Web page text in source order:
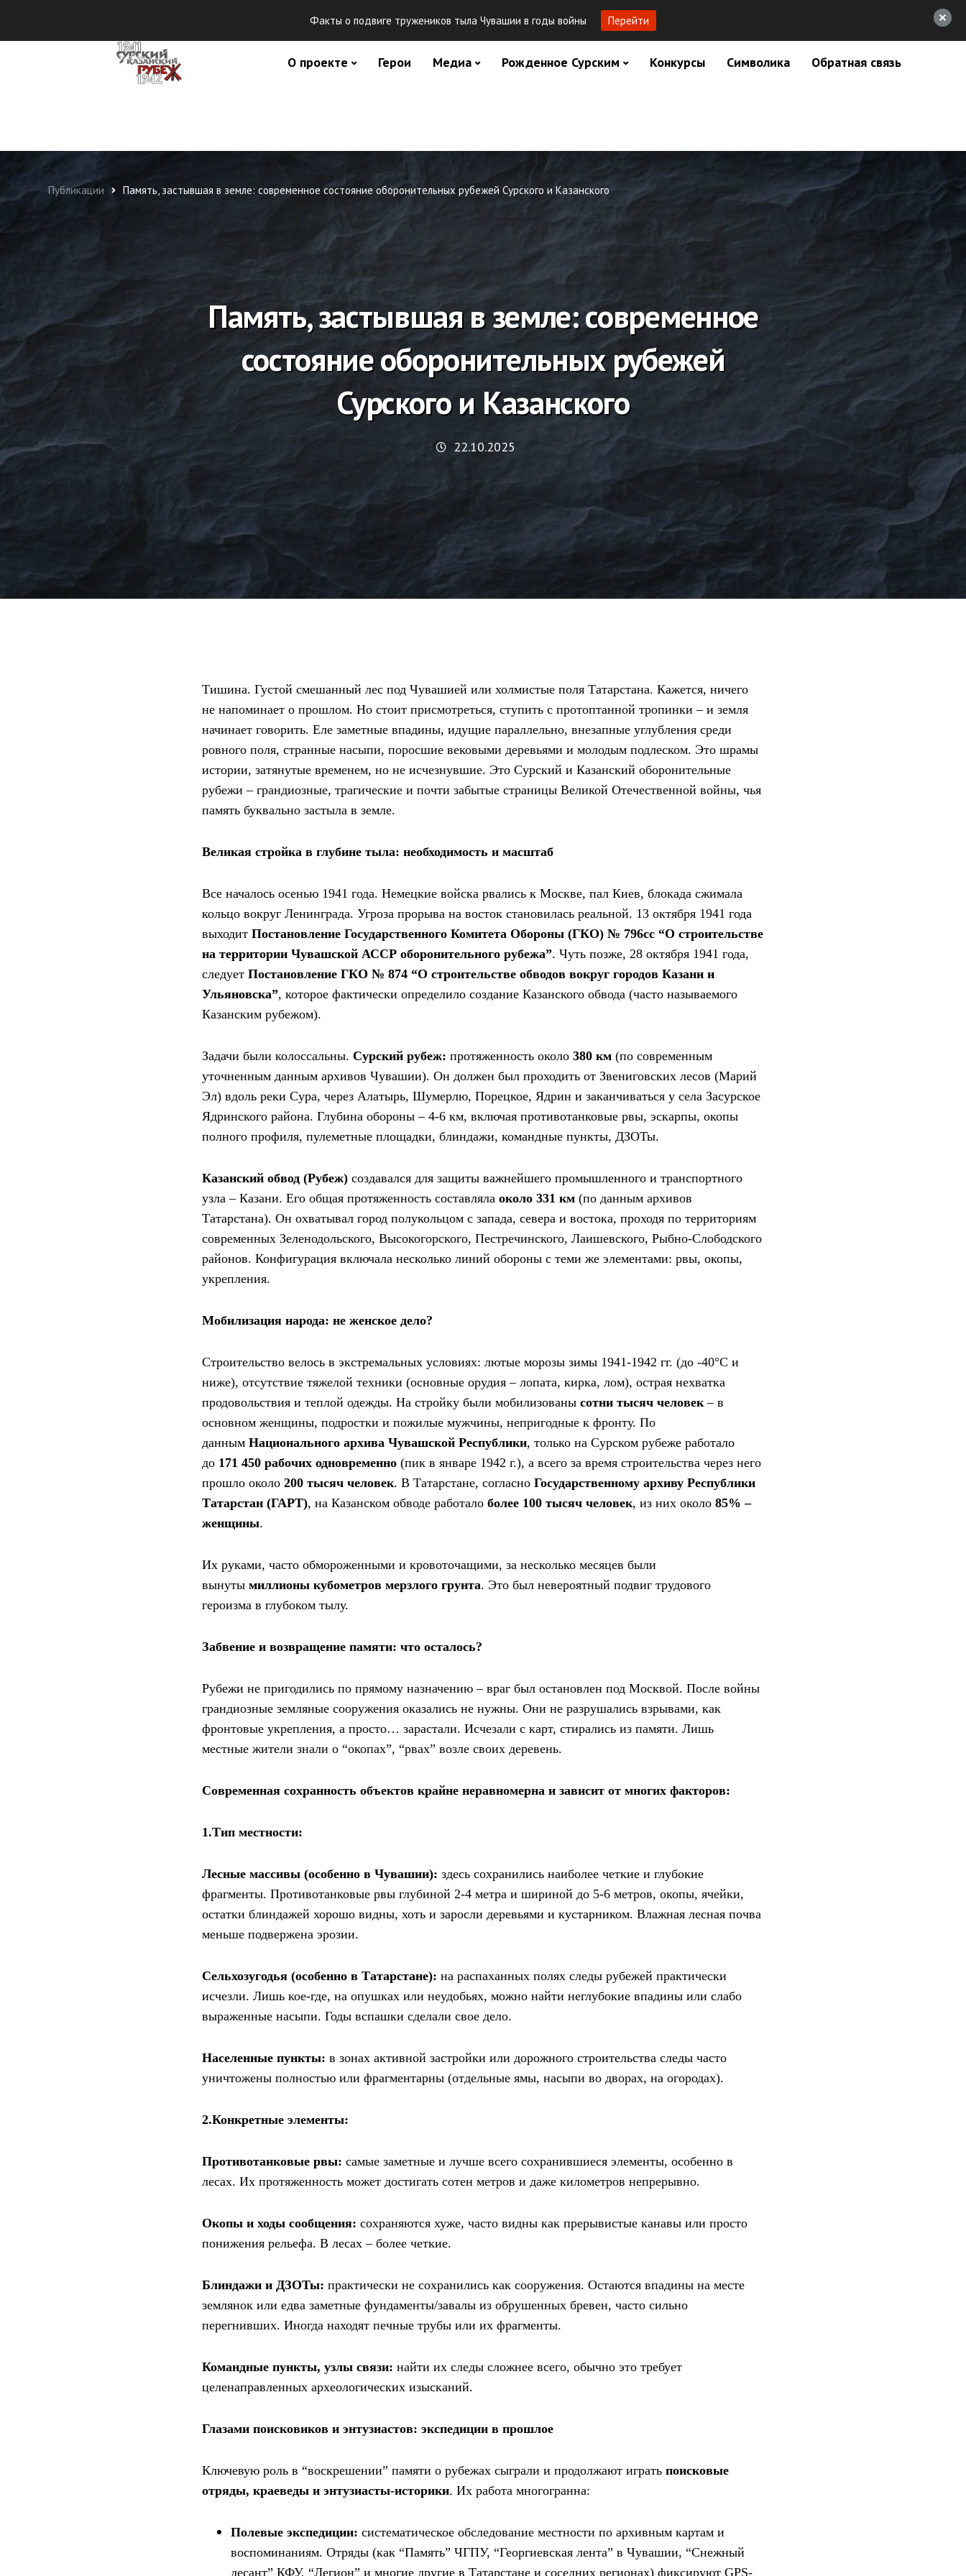
О проекте Герои Медиа Рожденное Сурским Конкурсы Символика Обратная связь
Публикации Память, застывшая в земле: современное состояние оборонительных рубежей Сурского и Казанского
Память, застывшая в земле: современное
состояние оборонительных рубежей
Сурского и Казанского
22.10.2025
Тишина. Густой смешанный лес под Чувашией или холмистые поля Татарстана. Кажется, ничего
не напоминает о прошлом. Но стоит присмотреться, ступить с протоптанной тропинки – и земля
начинает говорить. Еле заметные впадины, идущие параллельно, внезапные углубления среди
ровного поля, странные насыпи, поросшие вековыми деревьями и молодым подлеском. Это шрамы
истории, затянутые временем, но не исчезнувшие. Это Сурский и Казанский оборонительные
рубежи – грандиозные, трагические и почти забытые страницы Великой Отечественной войны, чья
память буквально застыла в земле.
Великая стройка в глубине тыла: необходимость и масштаб
Все началось осенью 1941 года. Немецкие войска рвались к Москве, пал Киев, блокада сжимала
кольцо вокруг Ленинграда. Угроза прорыва на восток становилась реальной. 13 октября 1941 года
выходитПостановление Государственного Комитета Обороны (ГКО) № 796сс “О строительстве
на территории Чувашской АССР оборонительного рубежа”. Чуть позже, 28 октября 1941 года,
следуетПостановление ГКО № 874 “О строительстве обводов вокруг городов Казани и
Ульяновска”, которое фактически определило создание Казанского обвода (часто называемого
Казанским рубежом).
Задачи были колоссальны.Сурский рубеж: протяженность около380 км (по современным
уточненным данным архивов Чувашии). Он должен был проходить от Звениговских лесов (Марий
Эл) вдоль реки Сура, через Алатырь, Шумерлю, Порецкое, Ядрин и заканчиваться у села Засурское
Ядринского района. Глубина обороны – 4-6 км, включая противотанковые рвы, эскарпы, окопы
полного профиля, пулеметные площадки, блиндажи, командные пункты, ДЗОТы.
Казанский обвод (Рубеж) создавался для защиты важнейшего промышленного и транспортного
узла – Казани. Его общая протяженность составлялаоколо 331 км (по данным архивов
Татарстана). Он охватывал город полукольцом с запада, севера и востока, проходя по территориям
современных Зеленодольского, Высокогорского, Пестречинского, Лаишевского, Рыбно-Слободского
районов. Конфигурация включала несколько линий обороны с теми же элементами: рвы, окопы,
укрепления.
Мобилизация народа: не женское дело?
Строительство велось в экстремальных условиях: лютые морозы зимы 1941-1942 гг. (до -40°C и
ниже), отсутствие тяжелой техники (основные орудия – лопата, кирка, лом), острая нехватка
продовольствия и теплой одежды. На стройку были мобилизованысотни тысяч человек– в
основном женщины, подростки и пожилые мужчины, непригодные к фронту. По
даннымНационального архива Чувашской Республики, только на Сурском рубеже работало
до 171 450 рабочих одновременно (пик в январе 1942 г.), а всего за время строительства через него
прошло около200 тысяч человек. В Татарстане, согласноГосударственному архиву Республики
Татарстан (ГАРТ), на Казанском обводе работалоболее 100 тысяч человек, из них около85% –
женщины.
Их руками, часто обмороженными и кровоточащими, за несколько месяцев были
вынутымиллионы кубометров мерзлого грунта. Это был невероятный подвиг трудового
героизма в глубоком тылу.
Забвение и возвращение памяти: что осталось?
Рубежи не пригодились по прямому назначению – враг был остановлен под Москвой. После войны
грандиозные земляные сооружения оказались не нужны. Они не разрушались взрывами, как
фронтовые укрепления, а просто… зарастали. Исчезали с карт, стирались из памяти. Лишь
местные жители знали о “окопах”, “рвах” возле своих деревень.
Современная сохранность объектов крайне неравномерна и зависит от многих факторов:
1.Тип местности:
Лесные массивы (особенно в Чувашии): здесь сохранились наиболее четкие и глубокие
фрагменты. Противотанковые рвы глубиной 2-4 метра и шириной до 5-6 метров, окопы, ячейки,
остатки блиндажей хорошо видны, хоть и заросли деревьями и кустарником. Влажная лесная почва
меньше подвержена эрозии.
Сельхозугодья (особенно в Татарстане): на распаханных полях следы рубежей практически
исчезли. Лишь кое-где, на опушках или неудобьях, можно найти неглубокие впадины или слабо
выраженные насыпи. Годы вспашки сделали свое дело.
Населенные пункты: в зонах активной застройки или дорожного строительства следы часто
уничтожены полностью или фрагментарны (отдельные ямы, насыпи во дворах, на огородах).
2.Конкретные элементы:
Противотанковые рвы: самые заметные и лучше всего сохранившиеся элементы, особенно в
лесах. Их протяженность может достигать сотен метров и даже километров непрерывно.
Окопы и ходы сообщения: сохраняются хуже, часто видны как прерывистые канавы или просто
понижения рельефа. В лесах – более четкие.
Блиндажи и ДЗОТы: практически не сохранились как сооружения. Остаются впадины на месте
землянок или едва заметные фундаменты/завалы из обрушенных бревен, часто сильно
перегнивших. Иногда находят печные трубы или их фрагменты.
Командные пункты, узлы связи: найти их следы сложнее всего, обычно это требует
целенаправленных археологических изысканий.
Глазами поисковиков и энтузиастов: экспедиции в прошлое
Ключевую роль в “воскрешении” памяти о рубежах сыграли и продолжают игратьпоисковые
отряды, краеведы и энтузиасты-историки. Их работа многогранна:
Полевые экспедиции: систематическое обследование местности по архивным картам и
воспоминаниям. Отряды (как “Память” ЧГПУ, “Георгиевская лента” в Чувашии, “Снежный
десант” КФУ, “Легион” и многие другие в Татарстане и соседних регионах) фиксируют GPS-
Факты о подвиге тружеников тыла Чувашии в годы войны Перейти